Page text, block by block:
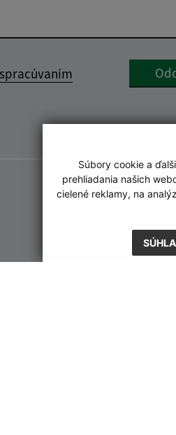
Súbory cookie a
prehliadania našich
cielené reklamy, na
spracúvaním